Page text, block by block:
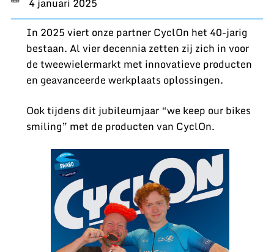
In 2025 viert onze partner CyclOn het 40-jarig
bestaan. Al vier decennia zetten zij zich in voor
de tweewielermarkt met innovatieve producten
en geavanceerde werkplaats oplossingen.
Ook tijdens dit jubileumjaar “we keep our bikes
smiling” met de producten van CyclOn.